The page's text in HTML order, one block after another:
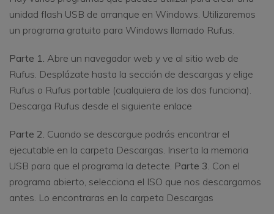
unidad flash USB de arranque en Windows. Utilizaremos
un programa gratuito para Windows llamado Rufus.
Parte 1. Abre un navegador web y ve al sitio web de
Rufus. Desplázate hasta la sección de descargas y elige
Rufus o Rufus portable (cualquiera de los dos funciona).
Descarga Rufus desde el siguiente enlace
Parte 2. Cuando se descargue podrás encontrar el
ejecutable en la carpeta Descargas. Inserta la memoria
USB para que el programa la detecte. Parte 3. Con el
programa abierto, selecciona el ISO que nos descargamos
antes. Lo encontraras en la carpeta Descargas